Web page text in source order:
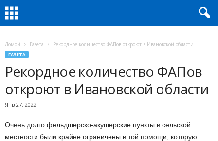
Домой Газета Рекордное количество ФАПов откроют в Ивановской области
ГАЗЕТА
Рекордное количество ФАПов
откроют в Ивановской области
Янв 27, 2022
Очень долго фельдшерско-акушерские пункты в сельской
местности были крайне ограничены в той помощи, которую